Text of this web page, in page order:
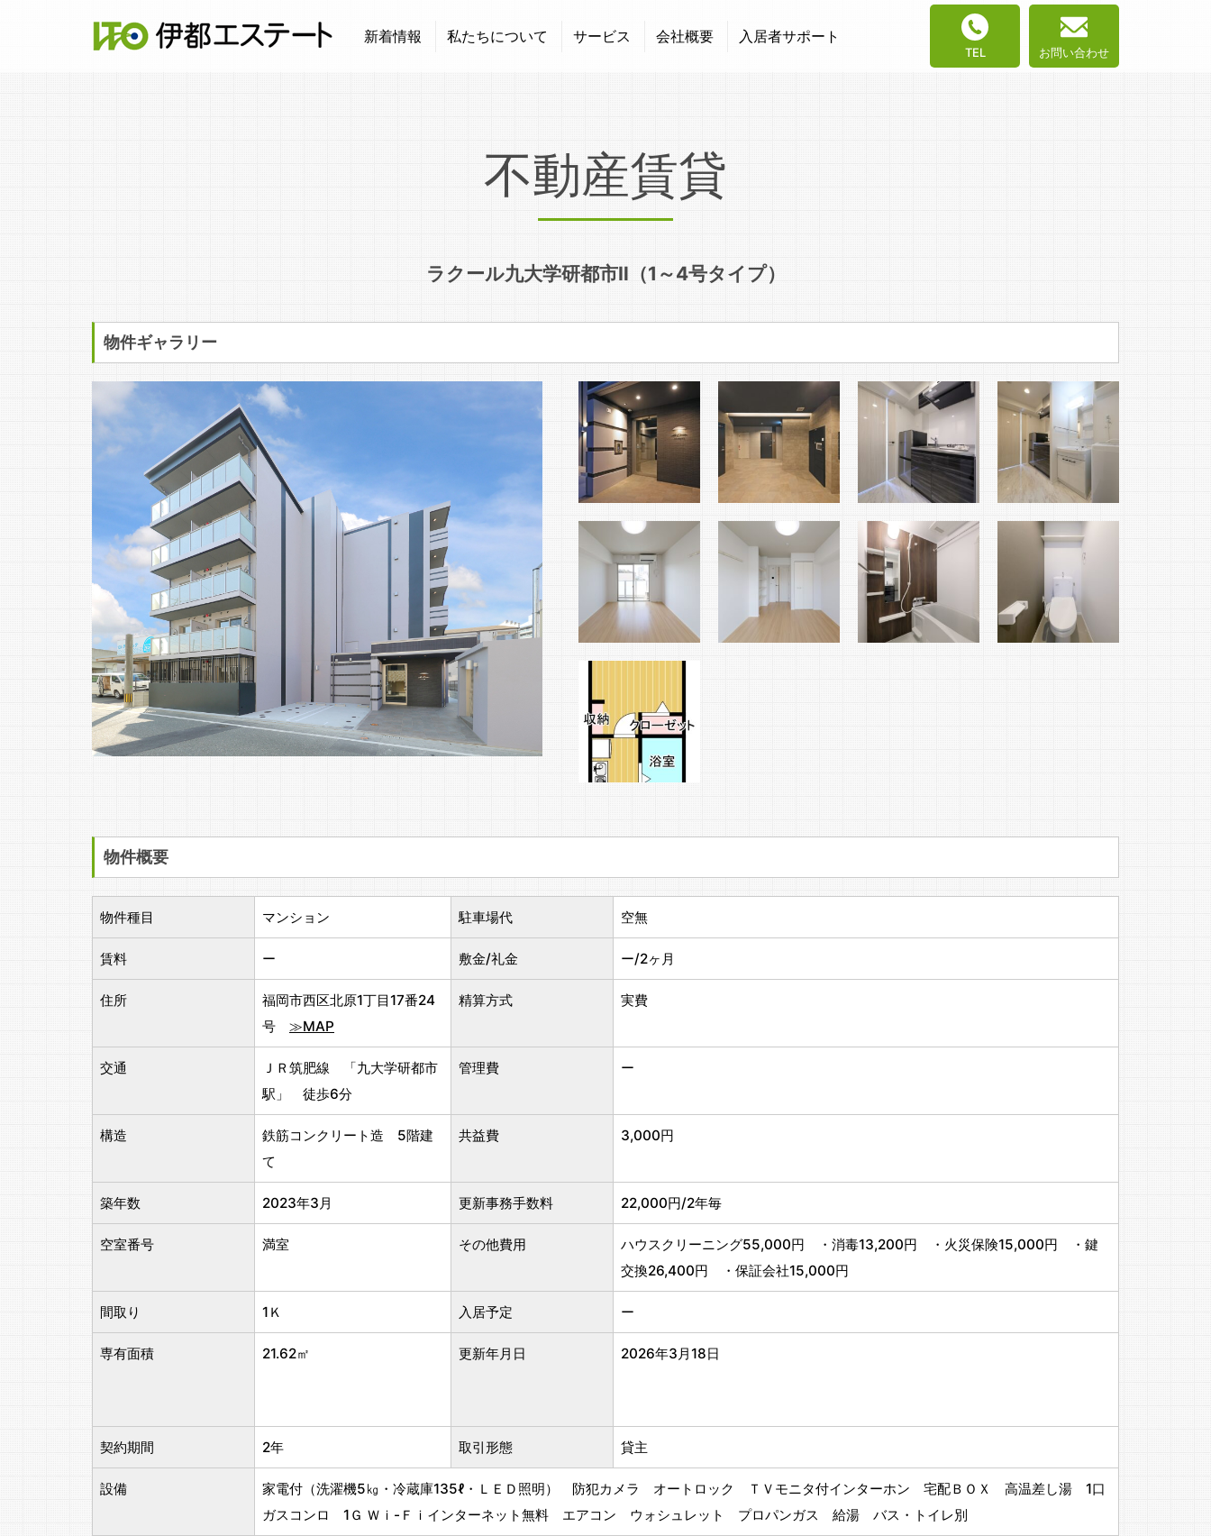
新着情報 私たちについて サービス 会社概要 入居者サポート
TEL お問い合わせ
不動産賃貸
ラクール九大学研都市Ⅱ（1～4号タイプ）
物件ギャラリー
物件概要
物件種目 マンション 駐車場代 空無
賃料 ー 敷金/礼金 ー/2ヶ月
住所
福岡市西区北原1丁目17番24
号 ≫MAP
精算方式 実費
交通
ＪＲ筑肥線 「九大学研都市
駅」 徒歩6分
管理費 ー
構造
鉄筋コンクリート造 5階建
て
共益費 3,000円
築年数 2023年3月 更新事務手数料 22,000円/2年毎
空室番号 満室 その他費用
ハウスクリーニング55,000円 ・消毒13,200円 ・火災保険15,000円 ・鍵
交換26,400円 ・保証会社15,000円
間取り 1Ｋ 入居予定 ー
専有面積 21.62㎡ 更新年月日 2026年3月18日
契約期間 2年 取引形態 貸主
設備
家電付（洗濯機5㎏・冷蔵庫135ℓ・ＬＥＤ照明） 防犯カメラ オートロック ＴＶモニタ付インターホン 宅配ＢＯＸ 高温差し湯 1口
ガスコンロ 1Ｇ Ｗｉ-Ｆｉインターネット無料 エアコン ウォシュレット プロパンガス 給湯 バス・トイレ別